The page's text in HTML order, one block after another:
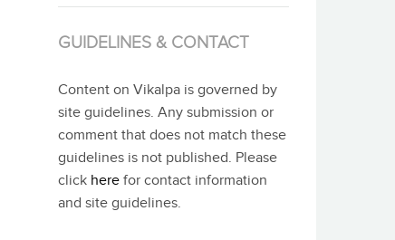
GUIDELINES & CONTACT
Content on Vikalpa is governed by
site guidelines. Any submission or
comment that does not match these
guidelines is not published. Please
click here for contact information
and site guidelines.